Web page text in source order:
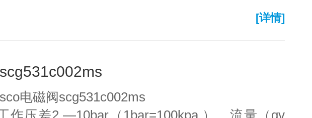
的两位塑料排水管，带手动和半自动功能。其他
动排水管（黄铜）和手动排水管（不锈钢）。聚
单独或模块化安装。符合 iso 8573-1:2010的空气
[详情]
电磁阀scg531c002ms